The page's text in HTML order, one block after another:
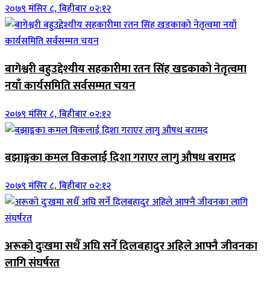
२०७९ मंसिर ८, बिहीबार ०२:१२
बागेश्वरी बहुउद्देश्यीय सहकारीमा रतन सिंह खडकाको नेतृत्वमा
नयाँ कार्यसमिति सर्वसम्मत चयन
२०७९ मंसिर ८, बिहीबार ०२:१२
बझाङ्गका कमल विकलाई दिशा गराएर लागु औषध बरामद
२०७९ मंसिर ८, बिहीबार ०२:१२
अरूको दुःखमा सधैँ अघि सर्ने दिलबहादुर अहिले आफ्नै जीवनका
लागि संघर्षरत